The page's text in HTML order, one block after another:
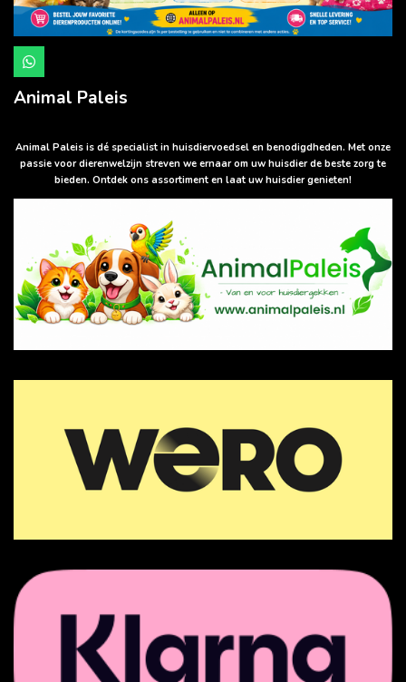
W
h
a
t
p
p
Animal Paleis
Animal Paleis is dé specialist in huisdiervoedsel en benodigdheden. Met onze
passie voor dierenwelzijn streven we ernaar om uw huisdier de beste zorg te
bieden. Ontdek ons assortiment en laat uw huisdier genieten!